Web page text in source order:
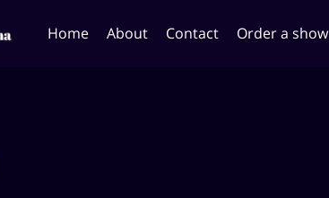
Home About Contact Order a show